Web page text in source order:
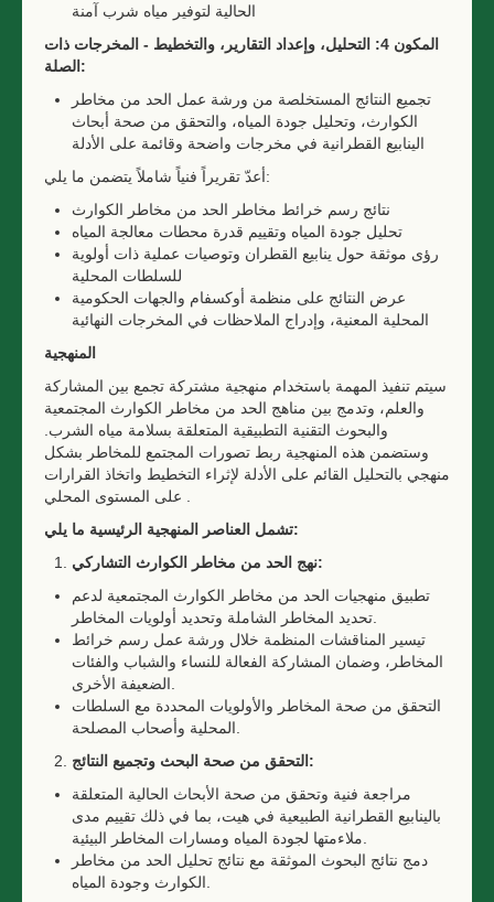
الحالية لتوفير مياه شرب آمنة
المكون 4: التحليل، وإعداد التقارير، والتخطيط - المخرجات ذات
الصلة:
تجميع النتائج المستخلصة من ورشة عمل الحد من مخاطر
الكوارث، وتحليل جودة المياه، والتحقق من صحة أبحاث
الينابيع القطرانية في مخرجات واضحة وقائمة على الأدلة
أعدّ تقريراً فنياً شاملاً يتضمن ما يلي:
نتائج رسم خرائط مخاطر الحد من مخاطر الكوارث
تحليل جودة المياه وتقييم قدرة محطات معالجة المياه
رؤى موثقة حول ينابيع القطران وتوصيات عملية ذات أولوية
للسلطات المحلية
عرض النتائج على منظمة أوكسفام والجهات الحكومية
المحلية المعنية، وإدراج الملاحظات في المخرجات النهائية
المنهجية
سيتم تنفيذ المهمة باستخدام منهجية مشتركة تجمع بين المشاركة
والعلم، وتدمج بين مناهج الحد من مخاطر الكوارث المجتمعية
والبحوث التقنية التطبيقية المتعلقة بسلامة مياه الشرب.
وستضمن هذه المنهجية ربط تصورات المجتمع للمخاطر بشكل
منهجي بالتحليل القائم على الأدلة لإثراء التخطيط واتخاذ القرارات
تشمل العناصر المنهجية الرئيسية ما يلي:
نهج الحد من مخاطر الكوارث التشاركي:
تطبيق منهجيات الحد من مخاطر الكوارث المجتمعية لدعم
تيسير المناقشات المنظمة خلال ورشة عمل رسم خرائط
المخاطر، وضمان المشاركة الفعالة للنساء والشباب والفئات
التحقق من صحة المخاطر والأولويات المحددة مع السلطات
التحقق من صحة البحث وتجميع النتائج :
مراجعة فنية وتحقق من صحة الأبحاث الحالية المتعلقة
بالينابيع القطرانية الطبيعية في هيت، بما في ذلك تقييم مدى
دمج نتائج البحوث الموثقة مع نتائج تحليل الحد من مخاطر